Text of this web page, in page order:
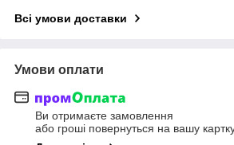
Всі умови доставки
Умови оплати
Ви отримаєте замовлення
або гроші повернуться на вашу